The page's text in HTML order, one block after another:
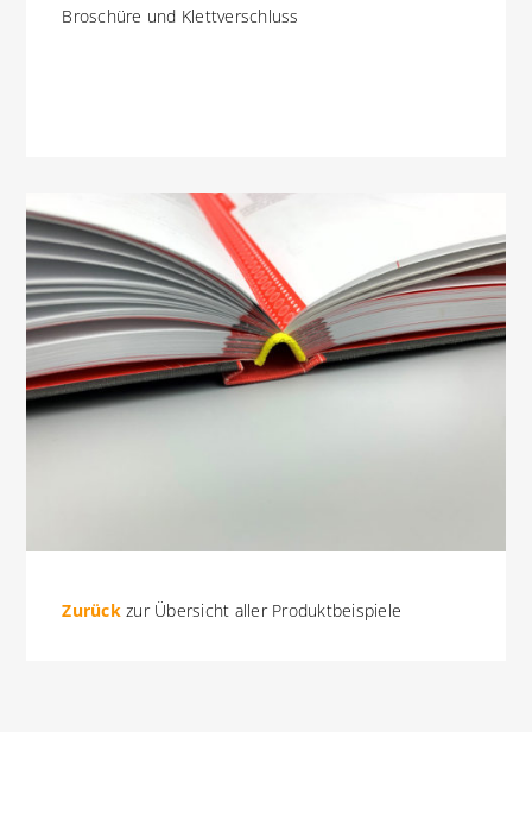
Broschüre und Klettverschluss
Zurückzur Übersicht aller Produktbeispiele